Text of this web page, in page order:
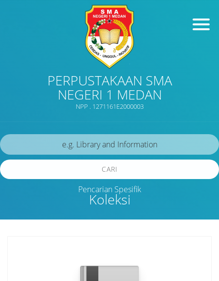
PERPUSTAKAAN SMA
NEGERI 1 MEDAN
NPP . 1271161E2000003
Koleksi
CARI
Pencarian Spesifik